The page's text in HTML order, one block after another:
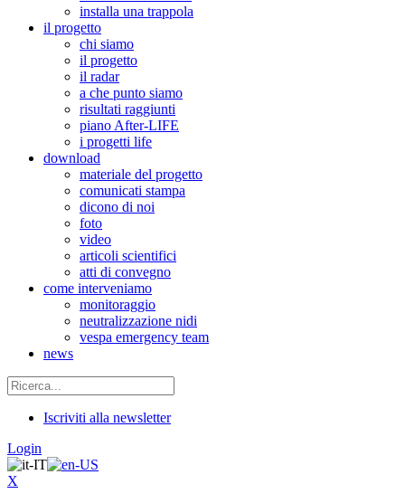
installa una trappola
il progetto
chi siamo
il progetto
il radar
a che punto siamo
risultati raggiunti
piano After-LIFE
i progetti life
download
materiale del progetto
comunicati stampa
dicono di noi
foto
video
articoli scientifici
atti di convegno
come interveniamo
monitoraggio
neutralizzazione nidi
vespa emergency team
news
Iscriviti alla newsletter
Login
X